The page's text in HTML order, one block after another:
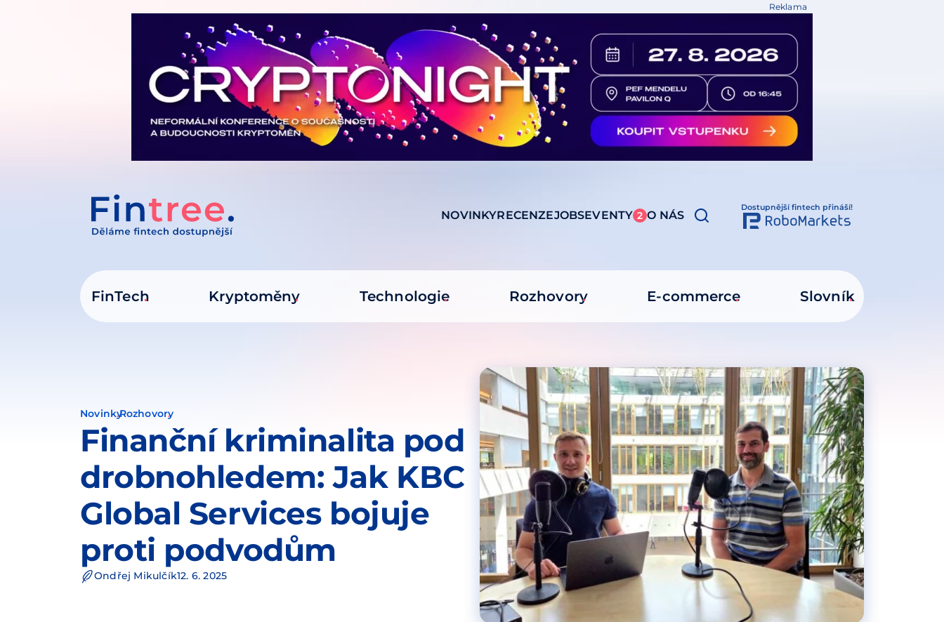
Reklama
NOVINKYRECENZEJOBSEVENTY 2 O NÁS
Dostupnější fintech přináší!
FinTech Kryptoměny Technologie Rozhovory E-commerce Slovník
NovinkyRozhovory
Finanční kriminalita pod
drobnohledem: Jak KBC
Global Services bojuje
proti podvodům
Ondřej Mikulčík12. 6. 2025